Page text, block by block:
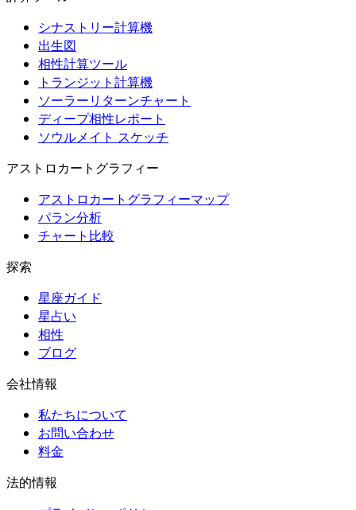
シナストリー計算機
出生図
相性計算ツール
トランジット計算機
ソーラーリターンチャート
ディープ相性レポート
ソウルメイト スケッチ
アストロカートグラフィー
アストロカートグラフィーマップ
パラン分析
チャート比較
探索
星座ガイド
星占い
相性
ブログ
会社情報
私たちについて
お問い合わせ
料金
法的情報